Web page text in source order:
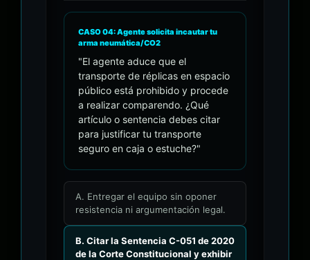
CASO 04: Agente solicita incautar tu
arma neumática/CO2
"El agente aduce que el
transporte de réplicas en espacio
público está prohibido y procede
a realizar comparendo. ¿Qué
artículo o sentencia debes citar
para justificar tu transporte
seguro en caja o estuche?"
A. Entregar el equipo sin oponer
resistencia ni argumentación legal.
B. Citar la Sentencia C-051 de 2020
de la Corte Constitucional y exhibir